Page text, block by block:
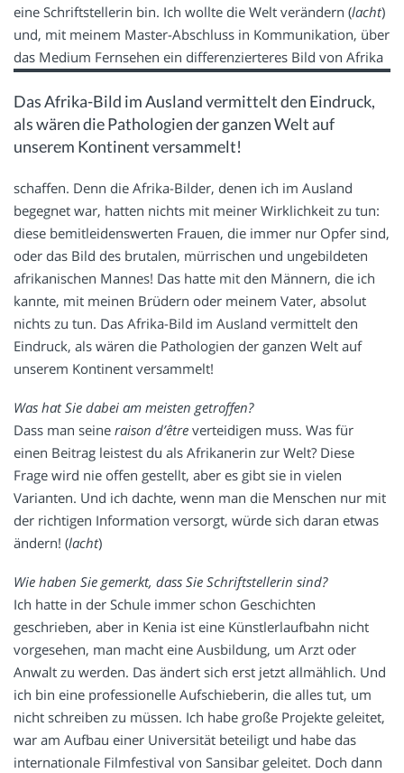
eine Schriftstellerin bin. Ich wollte die Welt verändern (lacht)
und, mit meinem Master-Abschluss in Kommunikation, über
das Medium Fernsehen
Das Afrika-Bild im Ausland vermittelt den Eindruck,
als wären die Pathologien der ganzen Welt auf
unserem Kontinent versammelt!
ein differenzierteres Bild von Afrika
schaffen. Denn die Afrika-Bilder, denen ich im Ausland
begegnet war, hatten nichts mit meiner Wirklichkeit zu tun:
diese bemitleidenswerten Frauen, die immer nur Opfer sind,
oder das Bild des brutalen, mürrischen und ungebildeten
afrikanischen Mannes! Das hatte mit den Männern, die ich
kannte, mit meinen Brüdern oder meinem Vater, absolut
nichts zu tun. Das Afrika-Bild im Ausland vermittelt den
Eindruck, als wären die Pathologien der ganzen Welt auf
unserem Kontinent versammelt!
Was hat Sie dabei am meisten getroffen?
Dass man seine raison d’être verteidigen muss. Was für
einen Beitrag leistest du als Afrikanerin zur Welt? Diese
Frage wird nie offen gestellt, aber es gibt sie in vielen
Varianten. Und ich dachte, wenn man die Menschen nur mit
der richtigen Information versorgt, würde sich daran etwas
ändern! (lacht)
Wie haben Sie gemerkt, dass Sie Schriftstellerin sind?
Ich hatte in der Schule immer schon Geschichten
geschrieben, aber in Kenia ist eine Künstlerlaufbahn nicht
vorgesehen, man macht eine Ausbildung, um Arzt oder
Anwalt zu werden. Das ändert sich erst jetzt allmählich. Und
ich bin eine professionelle Aufschieberin, die alles tut, um
nicht schreiben zu müssen. Ich habe große Projekte geleitet,
war am Aufbau einer Universität beteiligt und habe das
internationale Filmfestival von Sansibar geleitet. Doch dann